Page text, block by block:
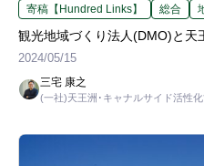
寄稿【Hundred Links】 総合
観光地域づくり法人(DMO)と
2024/05/15
三宅 康之
(一社)天王洲･キャナルサイド活性